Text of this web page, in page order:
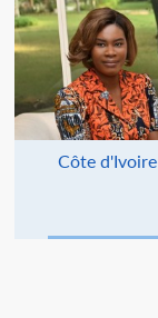
Côte